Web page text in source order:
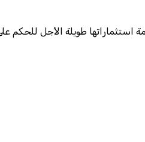
طويلة الأجل للحكم